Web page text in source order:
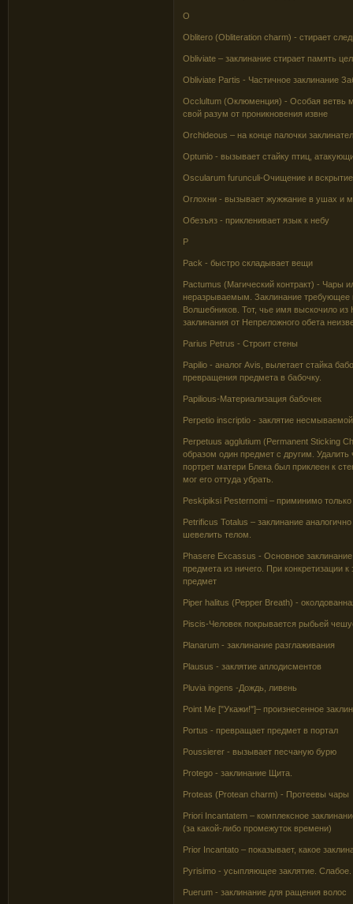
O
Oblitero (Obliteration charm) - стирает
Obliviate – заклинание стирает память
Obliviate Partis - Частичное заклинание
Occlultum (Оклюменция) - Особая ветвь
свой разум от проникновения извне
Orchideous – на конце палочки
Optunio - вызывает стайку птиц,
Oscularum furunculi-Очищение и
Оглохни - вызывает жужжание в ушах и
Обезъяз - прикленивает язык к небу
P
Pack - быстро складывает вещи
Pactumus (Магический контракт) - Чары
неразрываемым. Заклинание требующее
Волшебников. Тот, чье имя выскочило из
заклинания от Непреложного обета
Parius Petrus - Строит стены
Papilio - аналог Avis, вылетает стайка
превращения предмета в бабочку.
Papilious-Материализация бабочек
Perpetio inscriptio - заклятие
Perpetuus agglutium (Permanent Sticking
образом один предмет с другим.
портрет матери Блека был приклеен к
мог его оттуда убрать.
Peskipiksi Pesternomi – приминимо только
Petrificus Totalus – заклинание
шевелить телом.
Phasere Excassus - Основное
предмета из ничего. При конкретизации
предмет
Piper halitus (Pepper Breath) -
Piscis-Человек покрывается рыбьей
Planarum - заклинание разглаживания
Plausus - заклятие аплодисментов
Pluvia ingens -Дождь, ливень
Point Me ["Укажи!"]– произнесенное
Portus - превращает предмет в портал
Poussierer - вызывает песчаную бурю
Protego - заклинание Щита.
Proteas (Protean charm) - Протеевы чары
Priori Incantatem – комплексное
(за какой-либо промежуток времени)
Prior Incantato – показывает, какое
Pyrisimo - усыпляющее заклятие.
Puerum - заклинание для ращения волос